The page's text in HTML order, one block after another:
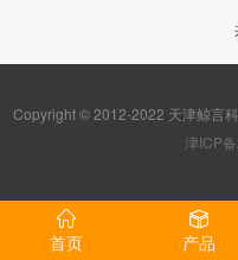
Copyright © 2012-2022 天津鲸言
津ICP
首页 产品